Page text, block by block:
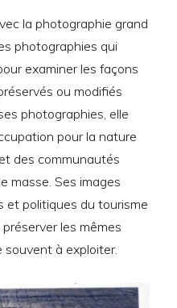
la photographie grand
photographies qui
examiner les façons
ou modifiés
photographies, elle
pour la nature
des communautés
masse. Ses images
et politiques du tourisme
les mêmes
souvent à exploiter.